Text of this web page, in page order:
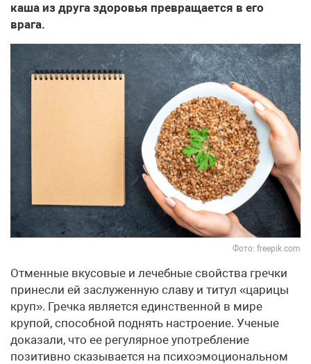
каша из друга здоровья превращается в его
врага.
Фото: freepik.com
Отменные вкусовые и лечебные свойства гречки
принесли ей заслуженную славу и титул «царицы
круп». Гречка является единственной в мире
крупой, способной поднять настроение. Ученые
доказали, что ее регулярное употребление
позитивно сказывается на психоэмоциональном